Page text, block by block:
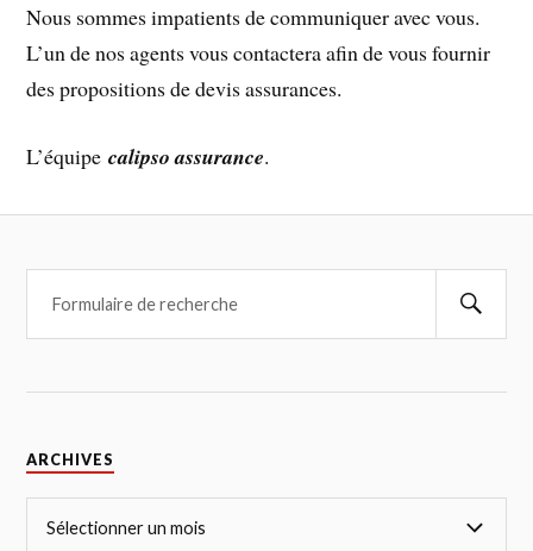
Nous sommes impatients de communiquer avec vous.
L’un de nos agents vous contactera afin de vous fournir
des propositions de devis assurances.
L’équipecalipso assurance.
ARCHIVES